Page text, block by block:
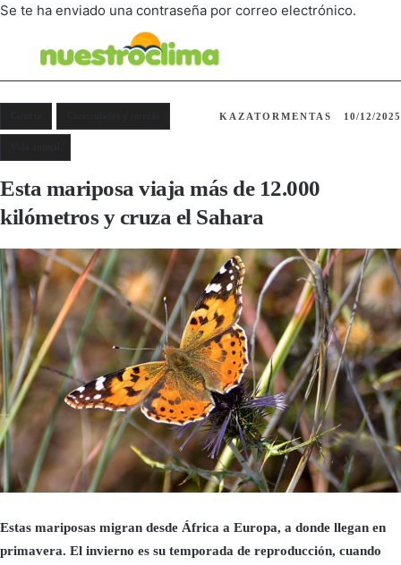
Se te ha enviado una contraseña por correo electrónico.
KAZATORMENTAS 10/12/2025
Esta mariposa viaja más de 12.000
kilómetros y cruza el Sahara
Estas mariposas migran desde África a Europa, a donde llegan en
primavera. El invierno es su temporada de reproducción, cuando